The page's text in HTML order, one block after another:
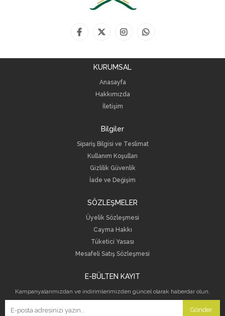
KURUMSAL
Anasayfa
Hakkımızda
İletişim
Bilgiler
Sipariş Bilgisi ve Teslimat
Kullanım Koşulları
Gizlilik Güvenlik
İade ve Değişim
SÖZLEŞMELER
Üyelik Sözleşmesi
Cayma Hakkı
Tüketici Yasası
Mesafeli Satış Sözleşmesi
E-BÜLTEN KAYIT
Kampanyalarımızdan ve indirimlerimizden güncel olarak haberdar olun.
Gönder